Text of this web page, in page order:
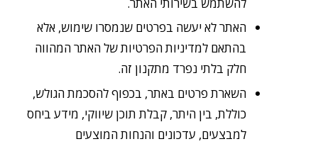
האתר לא יעשה בפרטים שנמסרו שימוש, אלא
בהתאם למדיניות הפרטיות של האתר המהווה
חלק בלתי נפרד מתקנון זה.
השארת פרטים באתר, בכפוף להסכמת הגולש,
כוללת, בין היתר, קבלת תוכן שיווקי, מידע ביחס
למבצעים, עדכונים והנחות המוצעים